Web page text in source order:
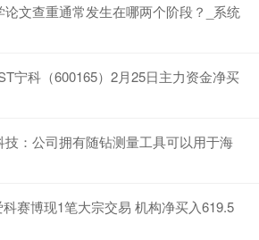
论文查重通常发生在哪两个阶段？_系统
宁科（600165）2月25日主力资金净买
技：公司拥有随钻测量工具可以用于海
赛博现1笔大宗交易 机构净买入619.5